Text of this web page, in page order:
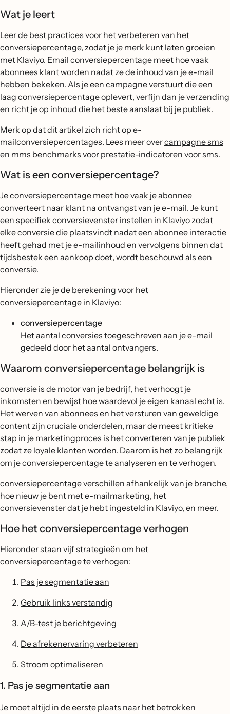
Wat je leert
Leer de best practices voor het verbeteren van het
conversiepercentage, zodat je je merk kunt laten groeien
met Klaviyo. Email conversiepercentage meet hoe vaak
abonnees klant worden nadat ze de inhoud van je e-mail
hebben bekeken. Als je een campagne verstuurt die een
laag conversiepercentage oplevert, verfijn dan je verzending
en richt je op inhoud die het beste aanslaat bij je publiek.
Merk op dat dit artikel zich richt op e-
mailconversiepercentages. Lees meer overcampagne sms
en mms benchmarks voor prestatie-indicatoren voor sms.
Wat is een conversiepercentage?
Je conversiepercentage meet hoe vaak je abonnee
converteert naar klant na ontvangst van je e-mail. Je kunt
een specifiek conversievenster instellen in Klaviyo zodat
elke conversie die plaatsvindt nadat een abonnee interactie
heeft gehad met je e-mailinhoud en vervolgens binnen dat
tijdsbestek een aankoop doet, wordt beschouwd als een
conversie.
Hieronder zie je de berekening voor het
conversiepercentage in Klaviyo:
conversiepercentage
Het aantal conversies toegeschreven aan je e-mail
gedeeld door het aantal ontvangers.
Waarom conversiepercentage belangrijk is
conversie is de motor van je bedrijf, het verhoogt je
inkomsten en bewijst hoe waardevol je eigen kanaal echt is.
Het werven van abonnees en het versturen van geweldige
content zijn cruciale onderdelen, maar de meest kritieke
stap in je marketingproces is het converteren van je publiek
zodat ze loyale klanten worden. Daarom is het zo belangrijk
om je conversiepercentage te analyseren en te verhogen.
conversiepercentage verschillen afhankelijk van je branche,
hoe nieuw je bent met e-mailmarketing, het
conversievenster dat je hebt ingesteld in Klaviyo, en meer.
Hoe het conversiepercentage verhogen
Hieronder staan vijf strategieën om het
conversiepercentage te verhogen:
Pas je segmentatie aan
Gebruik links verstandig
A/B-test je berichtgeving
De afrekenervaring verbeteren
Stroom optimaliseren
1. Pas je segmentatie aan
Je moet altijd in de eerste plaats naar het betrokken